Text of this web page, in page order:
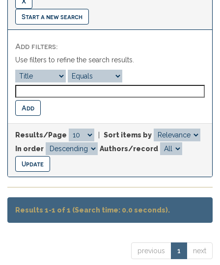
Start a new search
Add filters:
Use filters to refine the search results.
Results/Page
Sort items by
In order
Authors/record
Results 1-1 of 1 (Search time: 0.0 seconds).
previous 1 next